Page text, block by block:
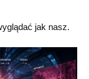
jak nasz.